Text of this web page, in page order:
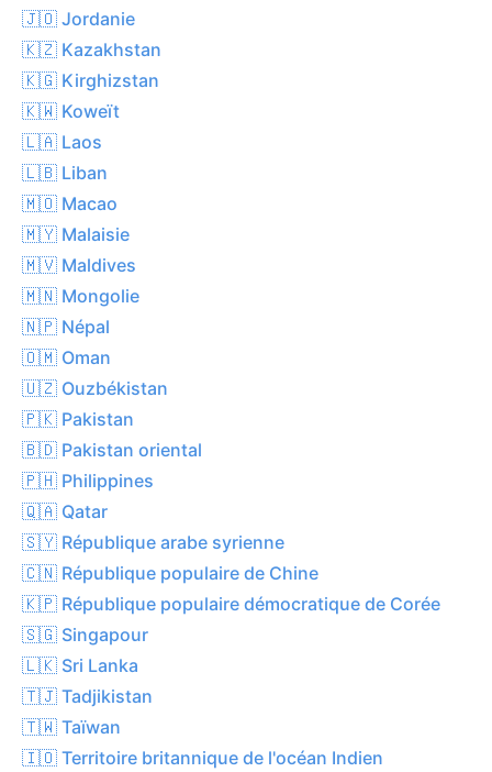
🇯🇴 Jordanie
🇰🇿 Kazakhstan
🇰🇬 Kirghizstan
🇰🇼 Koweït
🇱🇦 Laos
🇱🇧 Liban
🇲🇴 Macao
🇲🇾 Malaisie
🇲🇻 Maldives
🇲🇳 Mongolie
🇳🇵 Népal
🇴🇲 Oman
🇺🇿 Ouzbékistan
🇵🇰 Pakistan
🇧🇩 Pakistan oriental
🇵🇭 Philippines
🇶🇦 Qatar
🇸🇾 République arabe syrienne
🇨🇳 République populaire de Chine
🇰🇵 République populaire démocratique de Corée
🇸🇬 Singapour
🇱🇰 Sri Lanka
🇹🇯 Tadjikistan
🇹🇼 Taïwan
🇮🇴 Territoire britannique de l'océan Indien